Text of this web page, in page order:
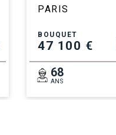
PARIS
BOUQUET
47 100 €
68
ANS